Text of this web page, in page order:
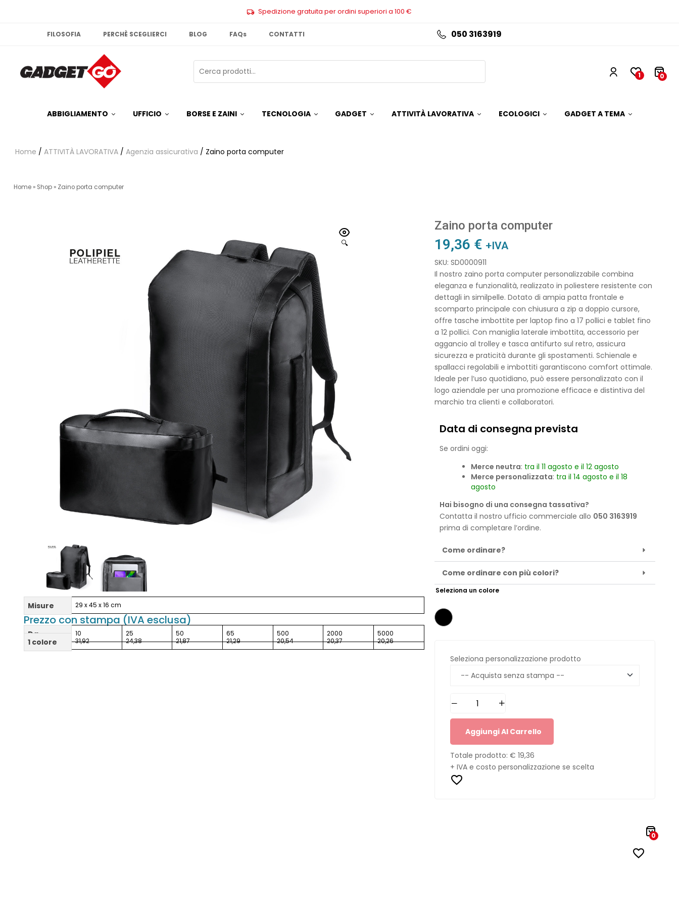
Spedizione gratuita per ordini superiori a 100 €
FILOSOFIA PERCHÈ SCEGLIERCI BLOG FAQs CONTATTI 050 3163919
1 0
ABBIGLIAMENTO UFFICIO BORSE E ZAINI TECNOLOGIA GADGET ATTIVITÀ LAVORATIVA ECOLOGICI GADGET A TEMA
Home / ATTIVITÀ LAVORATIVA / Agenzia assicurativa / Zaino porta computer
Home » Shop » Zaino porta computer
🔍
Misure 29 x 45 x 16 cm
Prezzo con stampa (IVA esclusa)
Da 10 25 50 65 500 2000 5000
1 colore 31,92 24,38 21,87 21,29 20,54 20,37 20,26
Zaino porta computer
19,36 € +IVA
SKU: SD0000911
Il nostro zaino porta computer personalizzabile combina
eleganza e funzionalità, realizzato in poliestere resistente con
dettagli in similpelle. Dotato di ampia patta frontale e
scomparto principale con chiusura a zip a doppio cursore,
offre tasche imbottite per laptop fino a 17 pollici e tablet fino
a 12 pollici. Con maniglia laterale imbottita, accessorio per
aggancio al trolley e tasca antifurto sul retro, assicura
sicurezza e praticità durante gli spostamenti. Schienale e
spallacci regolabili e imbottiti garantiscono comfort ottimale.
Ideale per l’uso quotidiano, può essere personalizzato con il
logo aziendale per una promozione efficace e distintiva del
marchio tra clienti e collaboratori.
Data di consegna prevista
Se ordini oggi:
Merce neutra: tra il 11 agosto e il 12 agosto
Merce personalizzata: tra il 14 agosto e il 18
agosto
Hai bisogno di una consegna tassativa?
Contatta il nostro ufficio commerciale allo 050 3163919
prima di completare l’ordine.
Come ordinare?
Come ordinare con più colori?
Seleziona un colore
Seleziona personalizzazione prodotto
Aggiungi Al Carrello
Totale prodotto: € 19,36
+ IVA e costo personalizzazione se scelta
0